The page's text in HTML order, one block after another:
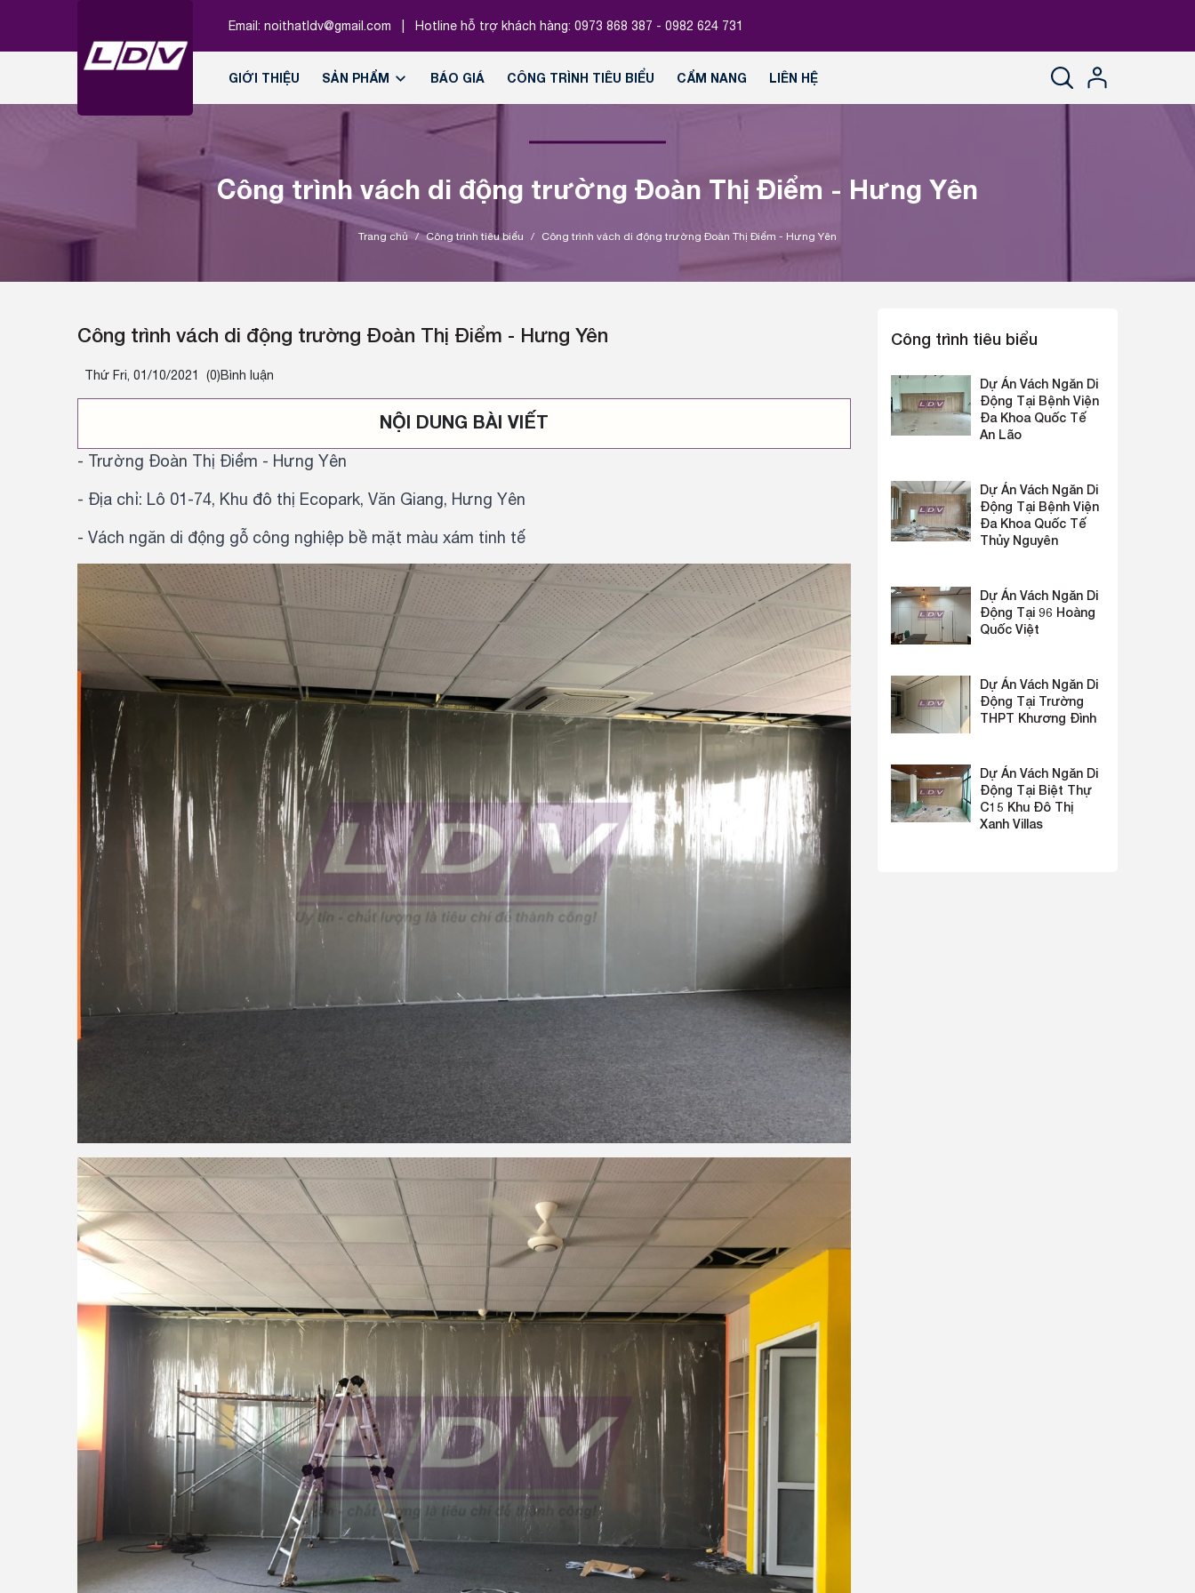
Email: noithatldv@gmail.com Hotline hỗ trợ khách hàng: 0973 868 387 - 0982 624 731
GIỚI THIỆU SẢN PHẨM BÁO GIÁ CÔNG TRÌNH TIÊU BIỂU CẨM NANG LIÊN HỆ
Công trình vách di động trường Đoàn Thị Điểm - Hưng Yên
Trang chủ / Công trình tiêu biểu / Công trình vách di động trường Đoàn Thị Điểm - Hưng Yên
Công trình vách di động trường Đoàn Thị Điểm - Hưng Yên
Thứ Fri, 01/10/2021 (0)Bình luận
NỘI DUNG BÀI VIẾT
- Trường Đoàn Thị Điểm - Hưng Yên
- Địa chỉ: Lô 01-74, Khu đô thị Ecopark, Văn Giang, Hưng Yên
- Vách ngăn di động gỗ công nghiệp bề mặt màu xám tinh tế
Công trình tiêu biểu
Dự Án Vách Ngăn Di
Động Tại Bệnh Viện
Đa Khoa Quốc Tế
An Lão
Dự Án Vách Ngăn Di
Động Tại Bệnh Viện
Đa Khoa Quốc Tế
Thủy Nguyên
Dự Án Vách Ngăn Di
Động Tại 96 Hoàng
Quốc Việt
Dự Án Vách Ngăn Di
Động Tại Trường
THPT Khương Đình
Dự Án Vách Ngăn Di
Động Tại Biệt Thự
C15 Khu Đô Thị
Xanh Villas